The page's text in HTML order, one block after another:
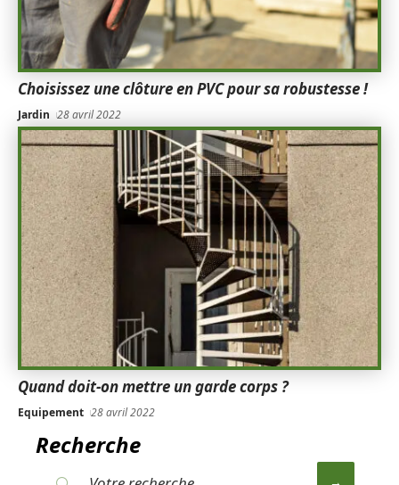
Choisissez une clôture en PVC pour sa robustesse !
Jardin 28 avril 2022
Quand doit-on mettre un garde corps ?
Equipement 28 avril 2022
Recherche